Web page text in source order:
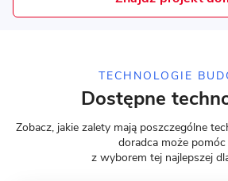
Bieganów -
MUROWANYTECHNOLOGIE
Dostępne
Zobacz, jakie zalety mają poszczególne
doradca może pomóc
z wyborem tej najlepszej